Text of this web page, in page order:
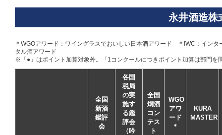
永井酒造
＊WGOアワード：ワイングラスでおいしい日本酒アワード ＊IWC：イン
タル酒アワード
※「●」はポイント加算対象外。「1コンクールにつきポイント加算は部門を
全国
新酒
鑑評
会
各国
税局
の実
施す
る鑑
評会
（吟
全国
燗酒
コン
テス
ト
WGO
アワ
ード
＊
KURA
MASTER